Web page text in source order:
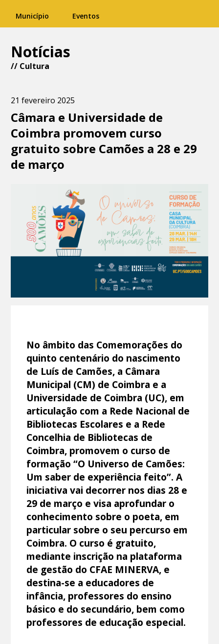
Município Eventos
Notícias
// Cultura
21 fevereiro 2025
Câmara e Universidade de
Coimbra promovem curso
gratuito sobre Camões a 28 e 29
de março
No âmbito das Comemorações do
quinto centenário do nascimento
de Luís de Camões, a Câmara
Municipal (CM) de Coimbra e a
Universidade de Coimbra (UC), em
articulação com a Rede Nacional de
Bibliotecas Escolares e a Rede
Concelhia de Bibliotecas de
Coimbra, promovem o curso de
formação “O Universo de Camões:
Um saber de experiência feito”. A
iniciativa vai decorrer nos dias 28 e
29 de março e visa aprofundar o
conhecimento sobre o poeta, em
particular sobre o seu percurso em
Coimbra. O curso é gratuito,
mediante inscrição na plataforma
de gestão do CFAE MINERVA, e
destina-se a educadores de
infância, professores do ensino
básico e do secundário, bem como
professores de educação especial.